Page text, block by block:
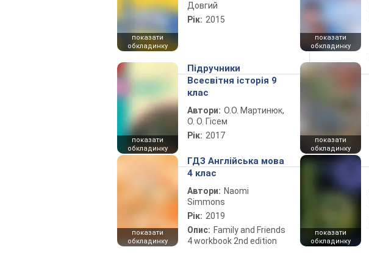
показати
обкладинку
Довгий
Рік: 2015
показати
обкладинку
показати
обкладинку
Підручники
Всесвітня історія 9
клас
Автори: О.О. Мартинюк,
О. О. Гісем
Рік: 2017
показати
обкладинку
показати
обкладинку
ГДЗ Англійська мова
4 клас
Автори: Naomi
Simmons
Рік: 2019
Опис: Family and Friends
4 workbook 2nd edition
показати
обкладинку